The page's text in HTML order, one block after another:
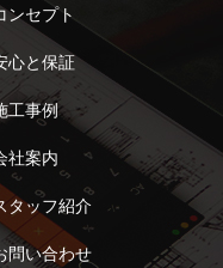
ンセプト
心と保証
工事例
社案内
タッフ紹介
問い合わせ